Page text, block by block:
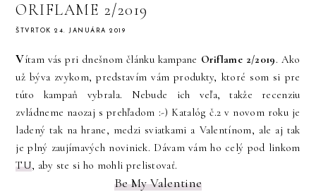
ORIFLAME 2/2019
ŠTVRTOK 24. JANUÁRA 2019
Vítam vás pri dnešnom článku kampane Oriflame 2/2019. Ako
už býva zvykom, predstavím vám produkty, ktoré som si pre
túto kampaň vybrala. Nebude ich veľa, takže recenziu
zvládneme naozaj s prehľadom :-) Katalóg č.2 v novom roku je
ladený tak na hrane, medzi sviatkami a Valentínom, ale aj tak
je plný zaujímavých noviniek. Dávam vám ho celý pod linkom
TU, aby ste si ho mohli prelistovať.
Be My Valentine